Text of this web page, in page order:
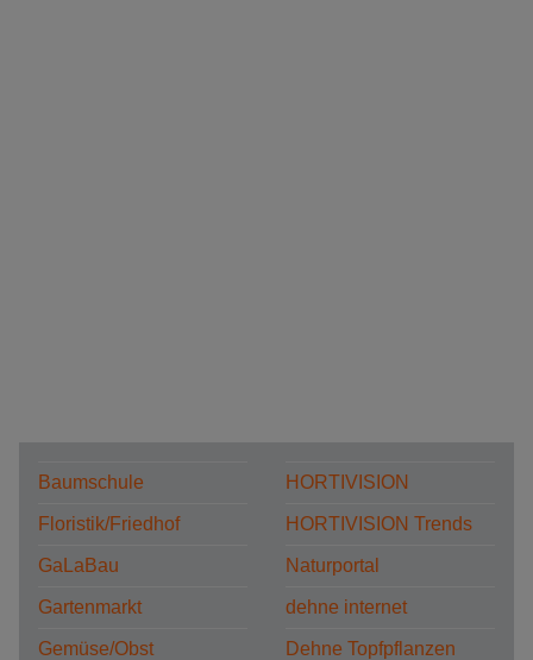
Baumschule
Floristik/Friedhof
GaLaBau
Gartenmarkt
Gemüse/Obst
HORTIVISION
HORTIVISION Trends
Naturportal
dehne internet
Dehne Topfpflanzen